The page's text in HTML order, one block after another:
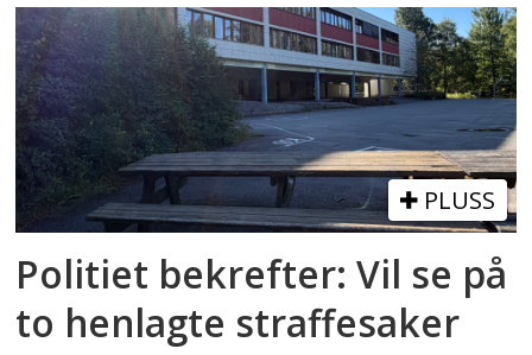
PLUSS
Politiet bekrefter: Vil se på
to henlagte straffesaker